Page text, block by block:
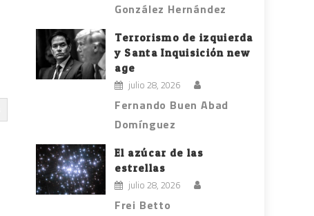
González Hernández
Terrorismo de izquierda
y Santa Inquisición new
age
julio 28, 2026
Fernando Buen Abad
Domínguez
El azúcar de las
estrellas
julio 28, 2026
Frei Betto